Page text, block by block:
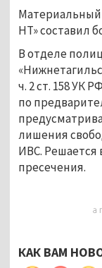
НТ» составил
В отделе
ч. 2 ст. 158 УК
по
лишения
ИВС. Решается
пресечения.
КАК ВАМ